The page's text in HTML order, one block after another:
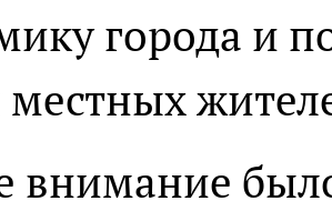
города и
внимание